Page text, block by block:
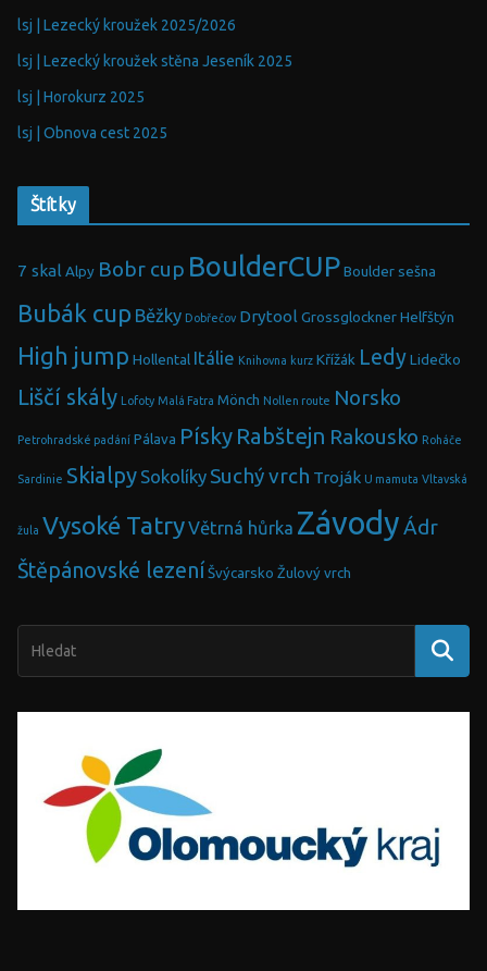
lsj | Lezecký kroužek 2025/2026
lsj | Lezecký kroužek stěna Jeseník 2025
lsj | Horokurz 2025
lsj | Obnova cest 2025
Štítky
7 skal Alpy Bobr cup BoulderCUP Boulder sešna
Bubák cup Běžky Dobřečov Drytool Grossglockner Helfštýn
High jump Hollental Itálie Knihovna kurz Křížák Ledy Lidečko
Liščí skály Lofoty Malá Fatra Mönch Nollen route Norsko
Petrohradské padání Pálava Písky Rabštejn Rakousko Roháče
Sardinie Skialpy Sokolíky Suchý vrch Troják U mamuta Vltavská
žula Vysoké TatryVětrná hůrka ZávodyÁdr
Štěpánovské lezení Švýcarsko Žulový vrch